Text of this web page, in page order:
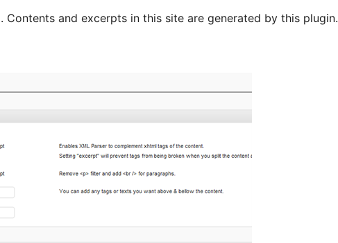
. Contents and excerpts in this site are generated by this plugin.